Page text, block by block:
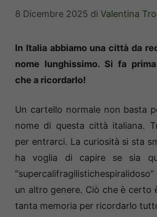
8 Dicembre 2025 di Valentina
In Italia abbiamo una città da
nome lunghissimo. Si fa
che a ricordarlo!
Un cartello normale non basta
nome di questa città italiana.
per entrarci. La curiosità si sta
ha voglia di capire se sia
un altro genere. Ciò che è certo
tanta memoria per ricordarlo